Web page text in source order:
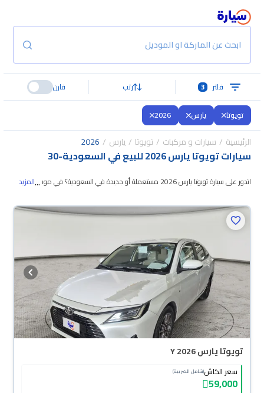
ابحث عن الماركة او الموديل
فلتر 3 رتب قارن
تويوتا يارس 2026
الرئيسية سيارات و مركبات تويوتا يارس 2026
سيارات تويوتا يارس 2026 للبيع في السعودية -
30
اتدور على سيارة تويوتا يارس 2026 مستعملة أو جديدة في السعودية؟ في موقع
تويوتا يارس 2026 المستعملة مضمونة ومفحوصة بأكثر من 200 نقطة وتقدر
أيام بكل سهولة. والسيارات الجديدة مضمونة بضمان الوكالة، تقدر تشتريها كاش أو
تقسيط، وتحجزها أونلاين، وبتوصلك لين باب بيتك.
...المزيد
تويوتا يارس Y 2026
سعر الكاش(شامل الضريبة)
59,000